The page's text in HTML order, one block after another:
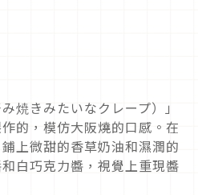
焼きみたいなクレープ）」
的，模仿大阪燒的口感。在
上微甜的香草奶油和濕潤的
白巧克力醬，視覺上重現醬